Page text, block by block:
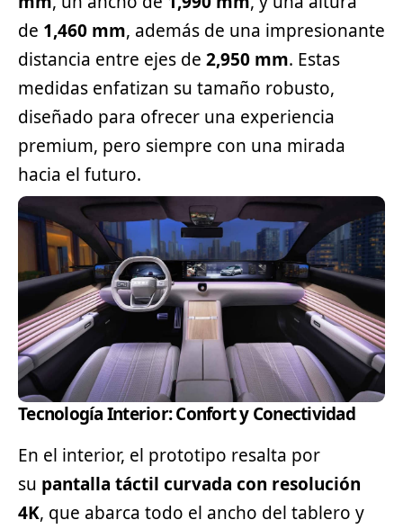
de 1,460 mm, además de una impresionante
distancia entre ejes de 2,950 mm. Estas
medidas enfatizan su tamaño robusto,
diseñado para ofrecer una experiencia
premium, pero siempre con una mirada
hacia el futuro.
Tecnología Interior: Confort y Conectividad
En el interior, el prototipo resalta por
su pantalla táctil curvada con resolución
4K, que abarca todo el ancho del tablero y